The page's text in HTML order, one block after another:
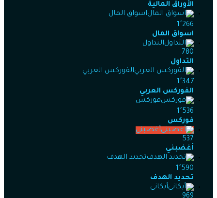
الأوراق المالية
اسواق المال
1٬266
اسواق المال
التداول
780
التداول
الفوركس العربي
1٬347
الفوركس العربي
فوركس
1٬536
فوركس
أغضبني
537
أغضبني
تحديد الهدف
1٬590
تحديد الهدف
أبكاني
969